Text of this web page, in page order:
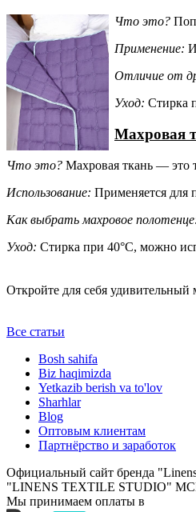
Что это?
Применение:
Отличие от
Уход: Стирка
Махровая
Что это? Махровая ткань — это
Использование: Применяется для
Как выбрать махровое
Уход: Стирка при 40°C, можно
Откройте для себя удивительный
Все статьи
Bosh sahifa
Biz haqimizda
Yetkazib berish va to'lov
Sharhlar
Blog
Оптовым клиентам
Партнёрство и заработок
Официальный сайт бренда
"LINENS TEXTILE STUDIO"
Мы принимаем оплаты в